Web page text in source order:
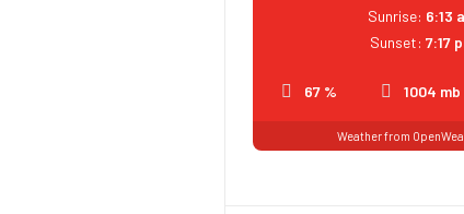
67 % 1004 mb
Sunrise: 6:13
Sunset: 7:17
Weather from